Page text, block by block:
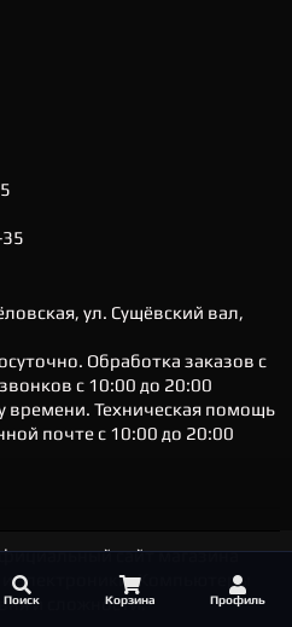
Поиск Корзина Профиль
ул. Сущёвский вал,
Обработка заказов с
с 10:00 до 20:00
времени. Техническая помощь
почте с 10:00 до 20:00
сайт магазина
электроники. Компьютеры
и сложности.